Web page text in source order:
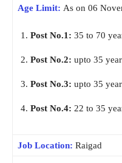
Age Limit: As on 06
Post No.1: 35 to 70
Post No.2: upto 35
Post No.3: upto 35
Post No.4: 22 to 35
Job Location: Raigad